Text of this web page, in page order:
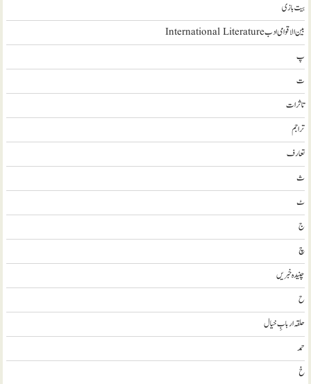
بیت بازی
بین الاقوامی ادب International Literature
پ
ت
تاثرات
تراجم
تعارف
ث
ٹ
ج
چ
چنیدہ خبریں
ح
حلقہ اربابِ خیال
حمد
خ